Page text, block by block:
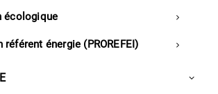
écologique
référent énergie (PROREFEI)